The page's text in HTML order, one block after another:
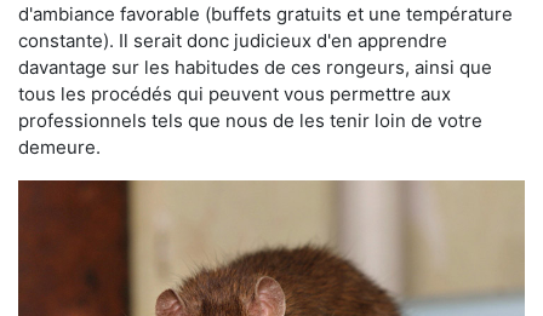
d'ambiance favorable (buffets gratuits et une température
constante). Il serait donc judicieux d'en apprendre
davantage sur les habitudes de ces rongeurs, ainsi que
tous les procédés qui peuvent vous permettre aux
professionnels tels que nous de les tenir loin de votre
demeure.